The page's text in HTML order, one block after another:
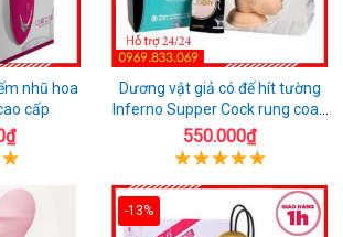
nhũ hoa
cấp
Dương vật giả có đế hít tường
Inferno Supper Cock rung coay
7 chế độ
550.000₫
-13%